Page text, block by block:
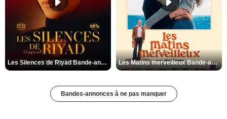
Les Silences de Riyad Bande-annonce VO STFR Les Matins merveilleux Bande-annonce VF
Bandes-annonces à ne pas manquer